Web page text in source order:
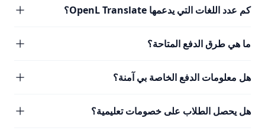
كم عدد اللغات التي يدعمها OpenL Translate؟
ما هي طرق الدفع المتاحة؟
هل معلومات الدفع الخاصة بي آمنة؟
هل يحصل الطلاب على خصومات تعليمية؟